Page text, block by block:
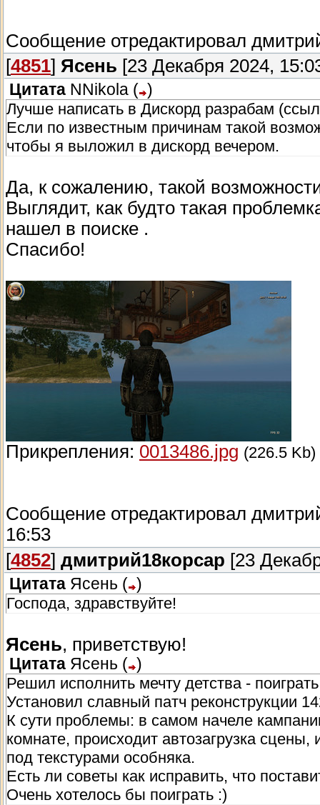
Сообщение отредактировал
[4851] Ясень [23 Декабря 2024,
Цитата NNikola ( )
Лучше написать в Дискорд разрабам
Если по известным причинам такой
чтобы я выложил в дискорд вечером.
Да, к сожалению, такой
Выглядит, как будто такая
нашел в поиске .
Спасибо!
Прикрепления: 0013486.jpg (226.5 Kb)
Сообщение отредактировал
16:53
[4852] дмитрий18корсар [23
Цитата Ясень ( )
Господа, здравствуйте!
Ясень, приветствую!
Цитата Ясень ( )
Решил исполнить мечту детства -
Установил славный патч реконструкции
К сути проблемы: в самом начеле
комнате, происходит автозагрузка
под текстурами особняка.
Есть ли советы как исправить, что
Очень хотелось бы поиграть :)